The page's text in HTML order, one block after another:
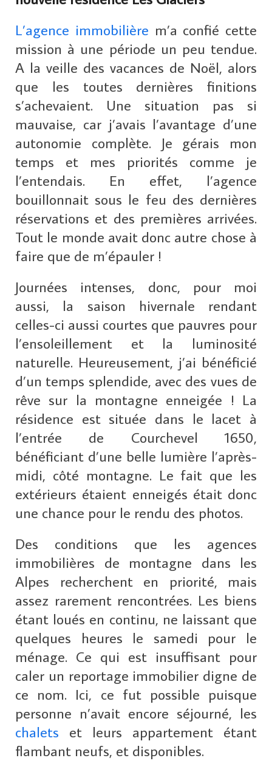
L’agence immobilière m’a confié cette
mission à une période un peu tendue.
A la veille des vacances de Noël, alors
que les toutes dernières finitions
s’achevaient. Une situation pas si
mauvaise, car j’avais l’avantage d’une
autonomie complète. Je gérais mon
temps et mes priorités comme je
l’entendais. En effet, l’agence
bouillonnait sous le feu des dernières
réservations et des premières arrivées.
Tout le monde avait donc autre chose à
faire que de m’épauler !
Journées intenses, donc, pour moi
aussi, la saison hivernale rendant
celles-ci aussi courtes que pauvres pour
l’ensoleillement et la luminosité
naturelle. Heureusement, j’ai bénéficié
d’un temps splendide, avec des vues de
rêve sur la montagne enneigée ! La
résidence est située dans le lacet à
l’entrée de Courchevel 1650,
bénéficiant d’une belle lumière l’après-
midi, côté montagne. Le fait que les
extérieurs étaient enneigés était donc
une chance pour le rendu des photos.
Des conditions que les agences
immobilières de montagne dans les
Alpes recherchent en priorité, mais
assez rarement rencontrées. Les biens
étant loués en continu, ne laissant que
quelques heures le samedi pour le
ménage. Ce qui est insuffisant pour
caler un reportage immobilier digne de
ce nom. Ici, ce fut possible puisque
personne n’avait encore séjourné, les
chalets et leurs appartement étant
flambant neufs, et disponibles.